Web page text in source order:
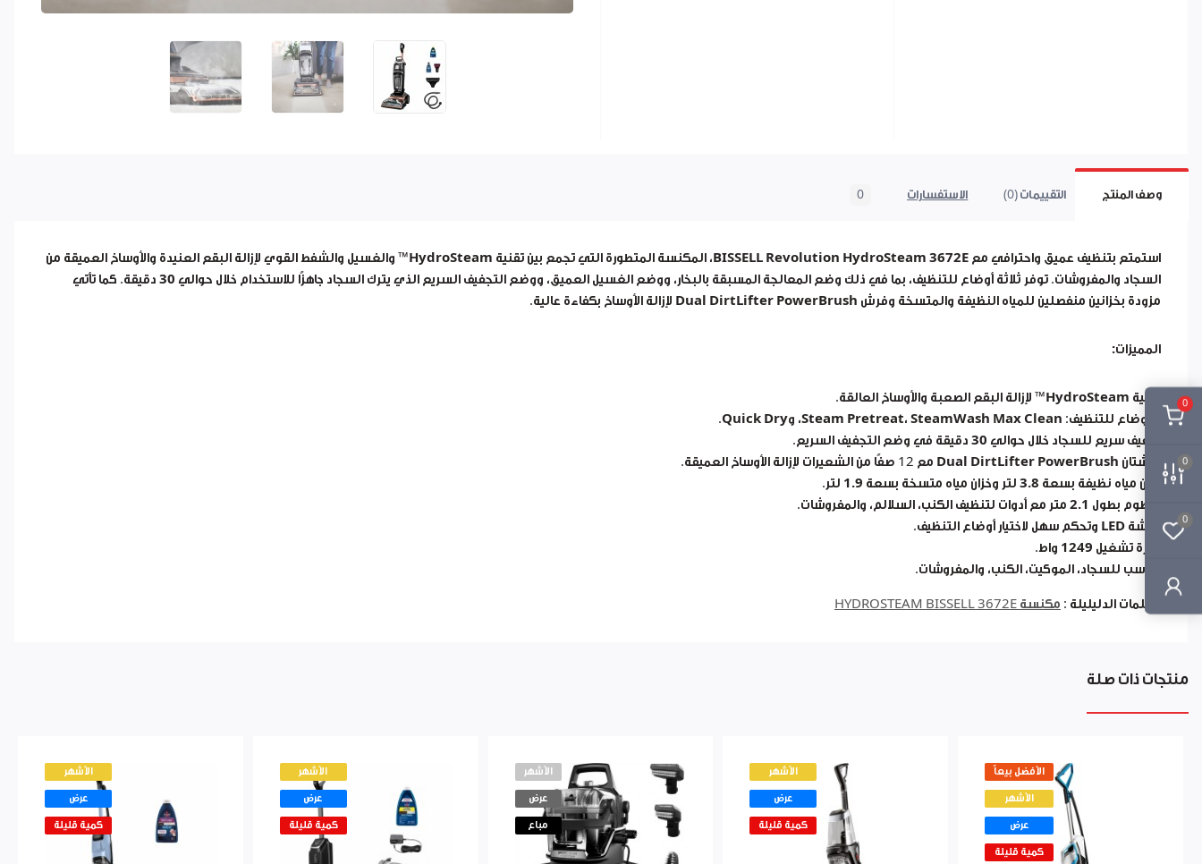
0
0
0
وصف المنتج التقييمات (0) الاستفسارات 0
استمتع بتنظيف عميق واحترافي مع BISSELL Revolution HydroSteam 3672E ، المكنسة المتطورة التي تجمع بين تقنية HydroSteam™
والغسيل والشفط القوي لإزالة البقع العنيدة والأوساخ العميقة من
السجاد والمفروشات. توفر ثلاثة أوضاع للتنظيف، بما في ذلك وضع المعالجة المسبقة بالبخار، ووضع الغسيل العميق، ووضع التجفيف السريع الذي يترك السجاد جاهزًا للاستخدام خلال حوالي 30 دقيقة
. كما تأتي
مزودة بخزانين منفصلين للمياه النظيفة والمتسخة وفرش Dual DirtLifter PowerBrush لإزالة الأوساخ بكفاءة عالية.
المميزات:
تقنية HydroSteam™
لإزالة البقع الصعبة والأوساخ العالقة.
Steam Pretreat، SteamWash Max Clean ، وQuick Dry
.
تجفيف سريع للسجاد خلال حوالي 30 دقيقة
في وضع التجفيف السريع.
فرشتان Dual DirtLifter PowerBrush مع 12 صفًا من الشعيرات لإزالة الأوساخ العميقة.
خزان مياه نظيفة بسعة 3.8 لتر وخزان مياه متسخة بسعة 1.9 لتر
.
خرطوم بطول 2.1 متر
مع أدوات لتنظيف الكنب، السلالم، والمفروشات.
شاشة LED وتحكم سهل لاختيار أوضاع التنظيف.
قدرة تشغيل 1249 واط
.
مناسب للسجاد، الموكيت، الكنب، والمفروشات.
الكلمات الدليليلة : مكنسة HYDROSTEAM BISSELL 3672E
منتجات ذات صلة
الأفضل بيعاً
الأشهر
عرض
كمية قليلة
الأشهر
عرض
كمية قليلة
الأشهر
عرض
مباع
الأشهر
عرض
كمية قليلة
الأشهر
عرض
كمية قليلة